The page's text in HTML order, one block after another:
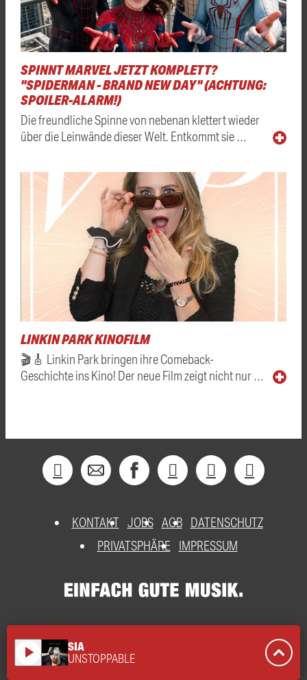
SPINNT MARVEL JETZT KOMPLETT?
"SPIDERMAN - BRAND NEW DAY" (ACHTUNG:
SPOILER-ALARM!)
Die freundliche Spinne von nebenan klettert wieder
über die Leinwände dieser Welt. Entkommt sie …
LINKIN PARK KINOFILM
🎬🎸 Linkin Park bringen ihre Comeback-
Geschichte ins Kino! Der neue Film zeigt nicht nur …
KONTAKT JOBS AGB DATENSCHUTZ
PRIVATSPHÄRE
IMPRESSUM
play_arrow SIA
UNSTOPPABLE